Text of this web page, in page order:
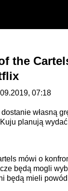
the
07:18
własną
planują
mówi o
będą mogli
będą mieli